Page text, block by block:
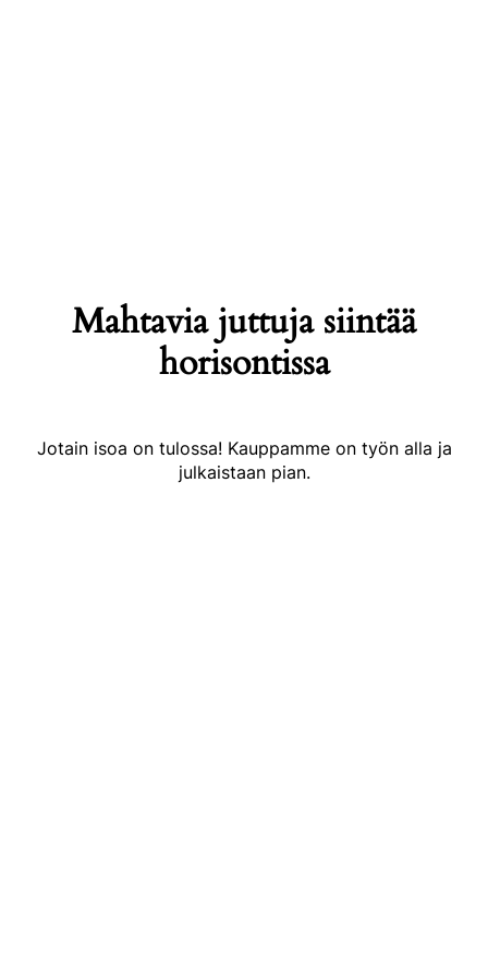
Mahtavia juttuja siintää
horisontissa
Jotain isoa on tulossa! Kauppamme on työn alla ja
julkaistaan pian.